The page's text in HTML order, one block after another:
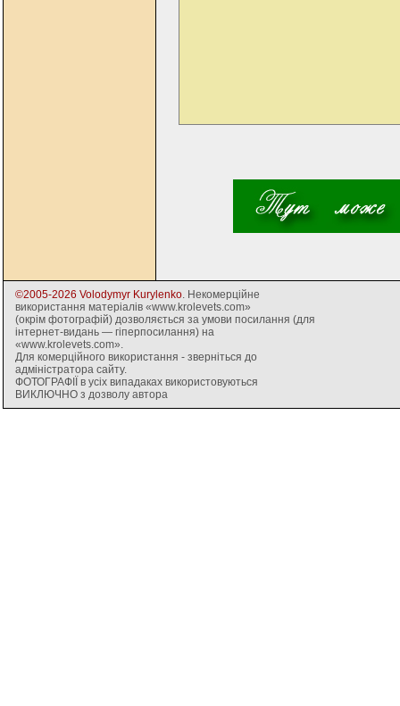
©2005-2026 Volodymyr Kurylenko. Некомерційне
використання матеріалів «www.krolevets.com»
(окрім фотографій) дозволяється за умови посилання (для
інтернет-видань — гіперпосилання) на
«www.krolevets.com».
Для комерційного використання - зверніться до
адміністратора сайту.
ФОТОГРАФІЇ в усіх випадаках використовуються
ВИКЛЮЧНО з дозволу автора